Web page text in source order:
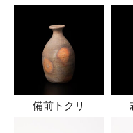
備前トクリ